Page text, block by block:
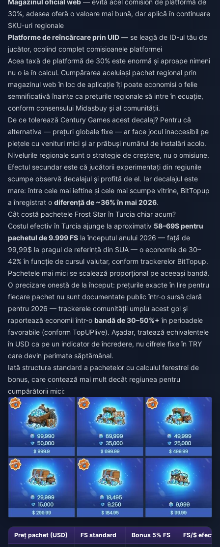
Magazinul oficial web — evită acel comision de platformă de
30%, adesea oferă o valoare mai bună, dar aplică în continuare
SKU-uri regionale
Platforme de reîncărcare prin UID — se leagă de ID-ul tău de
jucător, ocolind complet comisioanele platformei
Acea taxă de platformă de 30% este enormă și aproape nimeni
nu o ia în calcul. Cumpărarea aceluiași pachet regional prin
magazinul web în loc de aplicație îți poate economisi o felie
semnificativă înainte ca prețurile regionale să intre în ecuație,
conform consensului Midasbuy și al comunității.
De ce tolerează Century Games acest decalaj? Pentru că
alternativa — prețuri globale fixe — ar face jocul inaccesibil pe
piețele cu venituri mici și ar prăbuși numărul de instalări acolo.
Nivelurile regionale sunt o strategie de creștere, nu o omisiune.
Efectul secundar este că jucătorii experimentați din regiunile
scumpe observă decalajul și profită de el. Iar decalajul este
mare: între cele mai ieftine și cele mai scumpe vitrine, BitTopup
a înregistrat o diferență de ~36% în mai 2026.
Cât costă pachetele Frost Star în Turcia chiar acum?
Costul efectiv în Turcia ajunge la aproximativ 58–69$ pentru
pachetul de 9.999 FS la începutul anului 2026 — față de
99,99$ la pragul de referință din SUA — o economie de 30–
42% în funcție de cursul valutar, conform trackerelor BitTopup.
Pachetele mai mici se scalează proporțional pe aceeași bandă.
O precizare onestă de la început: prețurile exacte în lire pentru
fiecare pachet nu sunt documentate public într-o sursă clară
pentru 2026 — trackerele comunității umplu acest gol și
raportează economii într-o bandă de 30–50%+ în perioadele
favorabile (conform TopUPlive). Așadar, tratează echivalentele
în USD ca pe un indicator de încredere, nu cifrele fixe în TRY
care devin perimate săptămânal.
Iată structura standard a pachetelor cu calculul ferestrei de
bonus, care contează mai mult decât regiunea pentru
cumpărătorii mici:
Preț pachet (USD) FS standard Bonus 5% FS FS/$